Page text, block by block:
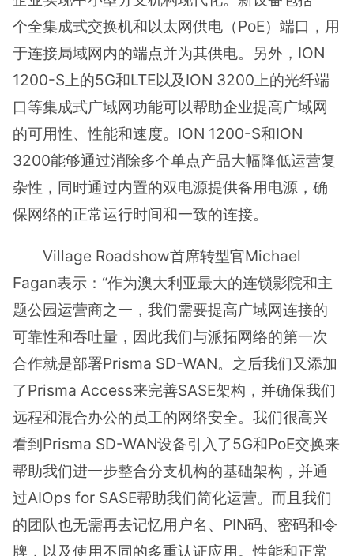
个全集成式交换机和以太网供电（PoE）端口，用
于连接局域网内的端点并为其供电。另外，ION
1200-S上的5G和LTE以及ION 3200上的光纤端
口等集成式广域网功能可以帮助企业提高广域网
的可用性、性能和速度。ION 1200-S和ION
3200能够通过消除多个单点产品大幅降低运营复
杂性，同时通过内置的双电源提供备用电源，确
保网络的正常运行时间和一致的连接。
Village Roadshow首席转型官Michael
Fagan表示：“作为澳大利亚最大的连锁影院和主
题公园运营商之一，我们需要提高广域网连接的
可靠性和吞吐量，因此我们与派拓网络的第一次
合作就是部署Prisma SD-WAN。之后我们又添加
了Prisma Access来完善SASE架构，并确保我们
远程和混合办公的员工的网络安全。我们很高兴
看到Prisma SD-WAN设备引入了5G和PoE交换来
帮助我们进一步整合分支机构的基础架构，并通
过AIOps for SASE帮助我们简化运营。而且我们
的团队也无需再去记忆用户名、PIN码、密码和令
牌，以及使用不同的多重认证应用。性能和正常